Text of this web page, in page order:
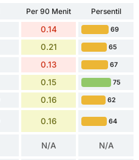
Per 90 Menit
Persentil
0.14 69
0.21 65
0.13 67
0.15 75
0.16 62
0.16 64
N/A N/A